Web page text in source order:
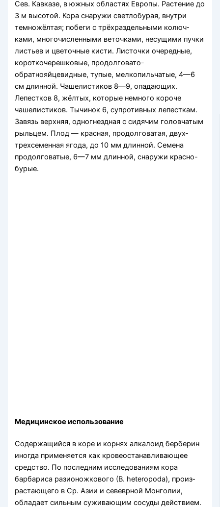
Сев. Кавказе, в южных областях Европы. Растение до
3 м высотой. Кора снаружи светлобурая, внутри
темножёлтая; побеги с трёхраздельными колюч­
ками, многочисленными веточками, несущими пучки
листьев и цветочные кисти. Листочки очеред­ные,
короткочерешковые, продолговато-
обратнояйцевидные, тупые, мелкопиль­чатые, 4—6
см длинной. Чашелистиков 8—9, опадающих.
Лепестков 8, жёлтых, которые немного короче
чашелистиков. Тычинок 6, супротивных лепесткам.
Завязь верхняя, одногнездная с сидячим головчатым
рыль­цем. Плод — красная, продолговатая, двух­
трехсеменная ягода, до 10 мм длинной. Семена
продолговатые, 6—7 мм длинной, снаружи красно-
бурые.
Медицинское использование
Содержащийся в коре и кор­нях алкалоид берберин
иногда применяется как кровеостанавливающее
средство. По последним исследованиям кора
барбариса разионожкового (В. heteropoda), произ­
растающего в Ср. Азии и севеврной Монголии,
обладает сильным суживающим сосуды действием.